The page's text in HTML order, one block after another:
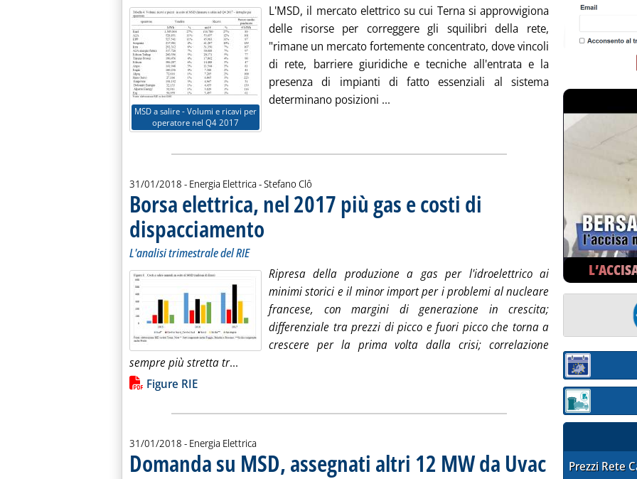
MSD a salire - Volumi e ricavi per
operatore nel Q4 2017
L'MSD, il mercato elettrico su cui Terna si approvvigiona
delle risorse per correggere gli squilibri della rete,
"rimane un mercato fortemente concentrato, dove vincoli
di rete, barriere giuridiche e tecniche all'entrata e la
presenza di impianti di fatto essenziali al sistema
determinano posizioni ... Leggi tutta la notizia: 'Dispacciamento,
31/01/2018 - Energia Elettrica -di:
Stefano Clô
Borsa elettrica, nel 2017 più gas e costi di
dispacciamento . Sottotitolo: L'analisi trimestrale del RIE
. Pubblicata mercoledì 31 gennaio 2018 alle 13.14.
L'analisi trimestrale del RIE
Ripresa della produzione a gas per l'idroelettrico ai
minimi storici e il minor import per i problemi al nucleare
francese, con margini di generazione in crescita;
differenziale tra prezzi di picco e fuori picco che torna a
crescere per la prima volta dalla crisi; correlazione
sempre più stretta tr... Leggi tutta la notizia: 'Borsa elettrica, nel 2017 più gas e costi di
Lista allegati PDF alla notizia
Figure RIE
31/01/2018 - Energia Elettrica
Domanda su MSD, assegnati altri 12 MW da Uvac . Pubblicata mercoledì 31
Sezione:
Sezione:
Prezzi Rete